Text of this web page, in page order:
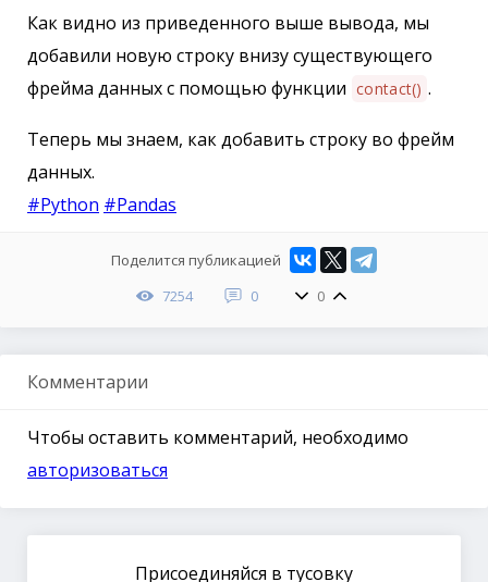
Как видно из приведенного выше вывода, мы
добавили новую строку внизу существующего
фрейма данных с помощью функции contact() .
Теперь мы знаем, как добавить строку во фрейм
данных.
#Python #Pandas
Поделится публикацией
7254
0 0
Комментарии
Чтобы оставить комментарий, необходимо
авторизоваться
Присоединяйся в тусовку